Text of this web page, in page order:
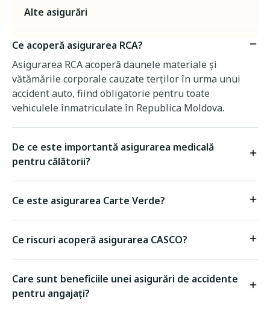
Alte asigurări
Ce acoperă asigurarea RCA?
Asigurarea RCA acoperă daunele materiale și
vătămările corporale cauzate terților în urma unui
accident auto, fiind obligatorie pentru toate
vehiculele înmatriculate în Republica Moldova.
De ce este importantă asigurarea medicală
pentru călătorii?
Ce este asigurarea Carte Verde?
Ce riscuri acoperă asigurarea CASCO?
Care sunt beneficiile unei asigurări de accidente
pentru angajați?